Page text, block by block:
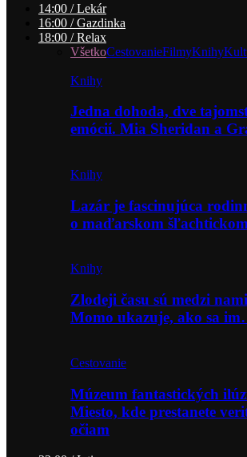
14:00 / Lekár
16:00 / Gazdinka
18:00 / Relax
VšetkoCestovanieFilmyKnihy
Knihy
Jedna dohoda, dve
emócií. Mia Sheridan a
Knihy
Lazár je fascinujúca
o maďarskom
Knihy
Zlodeji času sú medzi
Momo ukazuje, ako sa
Cestovanie
Múzeum fantastických
Miesto, kde prestanete
očiam